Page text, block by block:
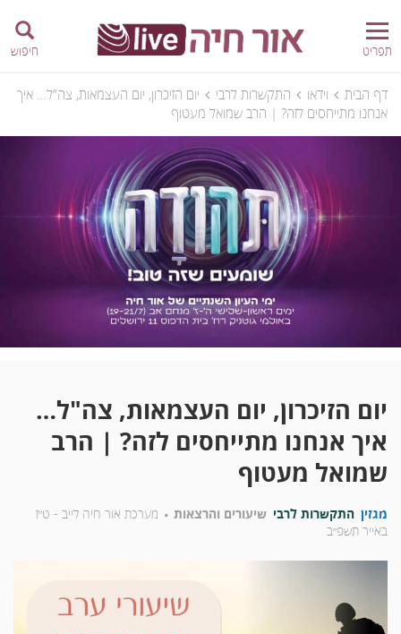
תפריט חיפוש
דף הבית וידאו התקשרות לרבי
יום הזיכרון, יום העצמאות, צה”ל… איך
אנחנו מתייחסים לזה? | הרב שמואל מעטוף
יום הזיכרון, יום העצמאות, צה"ל…
איך אנחנו מתייחסים לזה? | הרב
שמואל מעטוף
מגזין התקשרות לרבי שיעורים והרצאות מערכת אור חיה לייב - ט״ז
באייר תשפ״ב